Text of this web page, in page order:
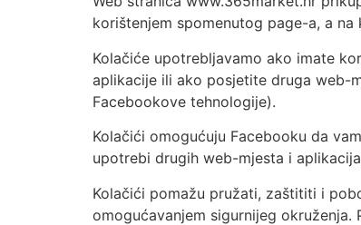
korištenjem spomenutog page-a, a
Kolačiće upotrebljavamo ako imate
aplikacije ili ako posjetite druga web-
Facebookove tehnologije).
Kolačići omogućuju Facebooku da
upotrebi drugih web-mjesta i
Kolačići pomažu pružati, zaštititi i
omogućavanjem sigurnijeg